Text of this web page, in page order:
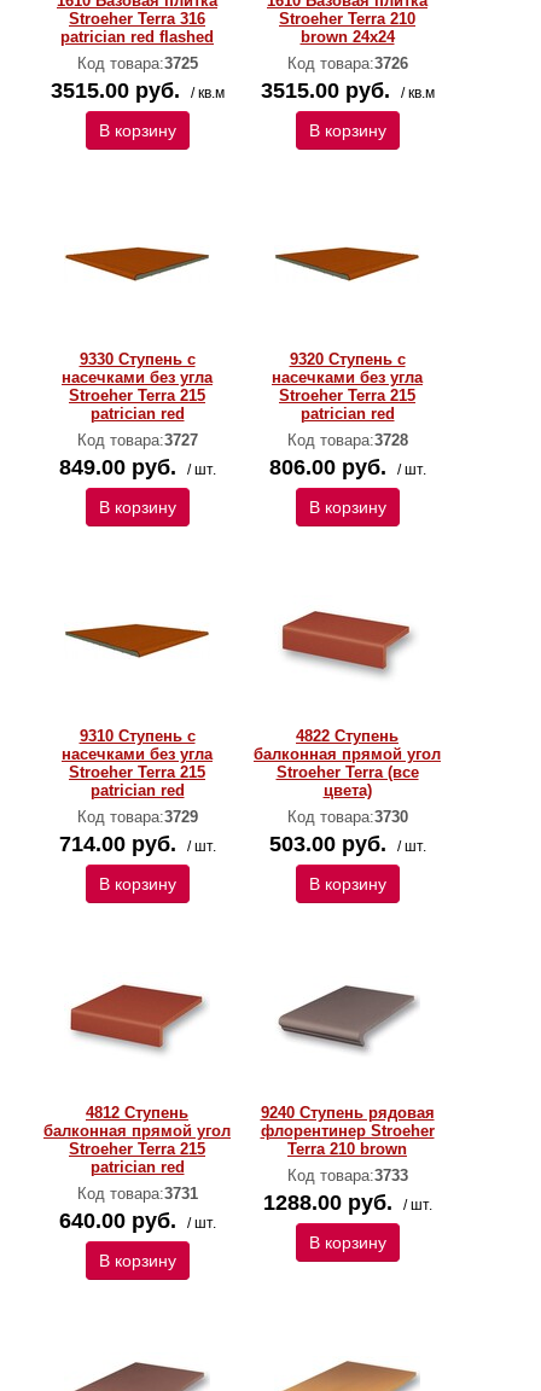
Stroeher Terra 316
patrician red flashed
Код товара:3725
3515.00 руб. / кв.м
В корзину
Stroeher Terra 210
brown 24х24
Код товара:3726
3515.00 руб. / кв.м
В корзину
9330 Ступень с
насечками без угла
Stroeher Terra 215
patrician red
Код товара:3727
849.00 руб. / шт.
В корзину
9320 Ступень с
насечками без угла
Stroeher Terra 215
patrician red
Код товара:3728
806.00 руб. / шт.
В корзину
9310 Ступень с
насечками без угла
Stroeher Terra 215
patrician red
Код товара:3729
714.00 руб. / шт.
В корзину
4822 Ступень
балконная прямой угол
Stroeher Terra (все
цвета)
Код товара:3730
503.00 руб. / шт.
В корзину
4812 Ступень
балконная прямой угол
Stroeher Terra 215
patrician red
Код товара:3731
640.00 руб. / шт.
В корзину
9240 Ступень рядовая
флорентинер Stroeher
Terra 210 brown
Код товара:3733
1288.00 руб. / шт.
В корзину